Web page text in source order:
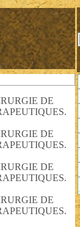
DE
DE
DE
DE